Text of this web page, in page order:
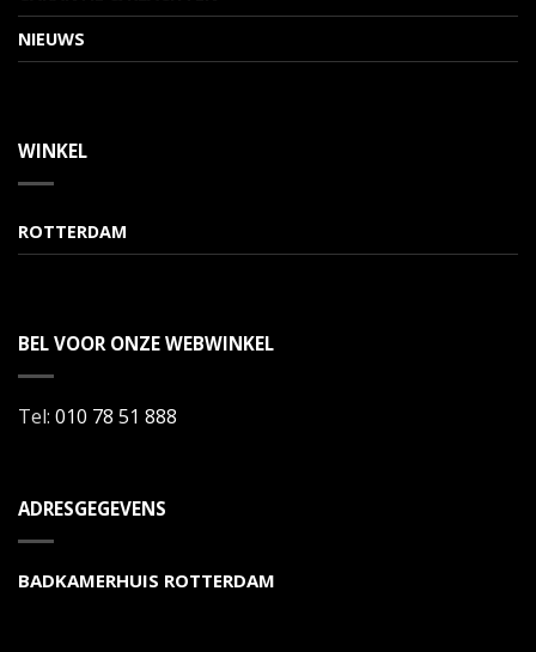
NIEUWS
WINKEL
ROTTERDAM
BEL VOOR ONZE WEBWINKEL
Tel: 010 78 51 888
ADRESGEGEVENS
BADKAMERHUIS ROTTERDAM